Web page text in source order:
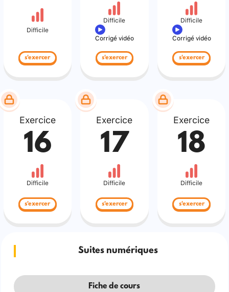
Difficile
s'exercer
Difficile
Corrigé vidéo
s'exercer
Difficile
Corrigé vidéo
s'exercer
Exercice
16
Difficile
s'exercer
Exercice
17
Difficile
s'exercer
Exercice
18
Difficile
s'exercer
Suites numériques
Fiche de cours